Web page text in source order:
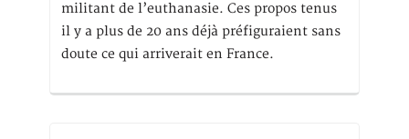
militant de l’euthanasie. Ces propos tenus
il y a plus de 20 ans déjà préfiguraient sans
doute ce qui arriverait en France.